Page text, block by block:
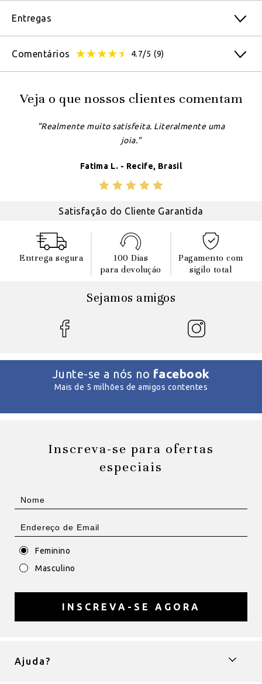
Entregas
Comentários 4.7/5 (9)
Veja o que nossos clientes comentam
"Realmente muito satisfeita. Literalmente uma
joia."
Fatima L. - Recife, Brasil
Satisfação do Cliente Garantida
Entrega segura
100 Dias
para devoluçáo
Pagamento com
sigilo total
Sejamos amigos
Junte-se a nós no facebook
Mais de 5 milhões de amigos contentes
Inscreva-se para ofertas
especiais
Feminino
Masculino
INSCREVA-SE AGORA
Ajuda?